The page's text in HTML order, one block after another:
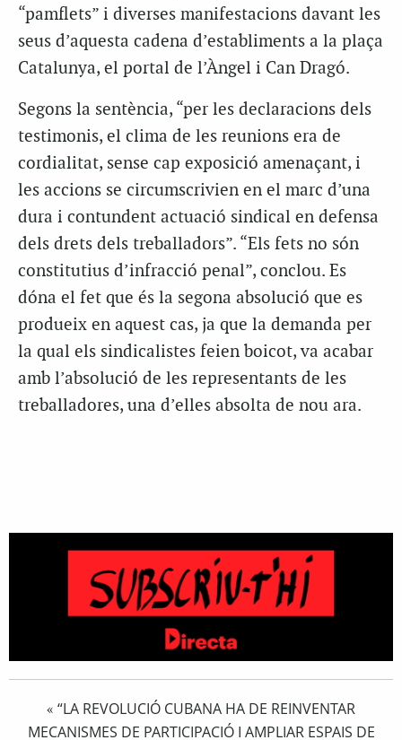
“pamflets” i diverses manifestacions davant les
seus d’aquesta cadena d’establiments a la plaça
Catalunya, el portal de l’Àngel i Can Dragó.
Segons la sentència, “per les declaracions dels
testimonis, el clima de les reunions era de
cordialitat, sense cap exposició amenaçant, i
les accions se circumscrivien en el marc d’una
dura i contundent actuació sindical en defensa
dels drets dels treballadors”. “Els fets no són
constitutius d’infracció penal”, conclou. Es
dóna el fet que és la segona absolució que es
produeix en aquest cas, ja que la demanda per
la qual els sindicalistes feien boicot, va acabar
amb l’absolució de les representants de les
treballadores, una d’elles absolta de nou ara.
« “LA REVOLUCIÓ CUBANA HA DE REINVENTAR
MECANISMES DE PARTICIPACIÓ I AMPLIAR ESPAIS DE